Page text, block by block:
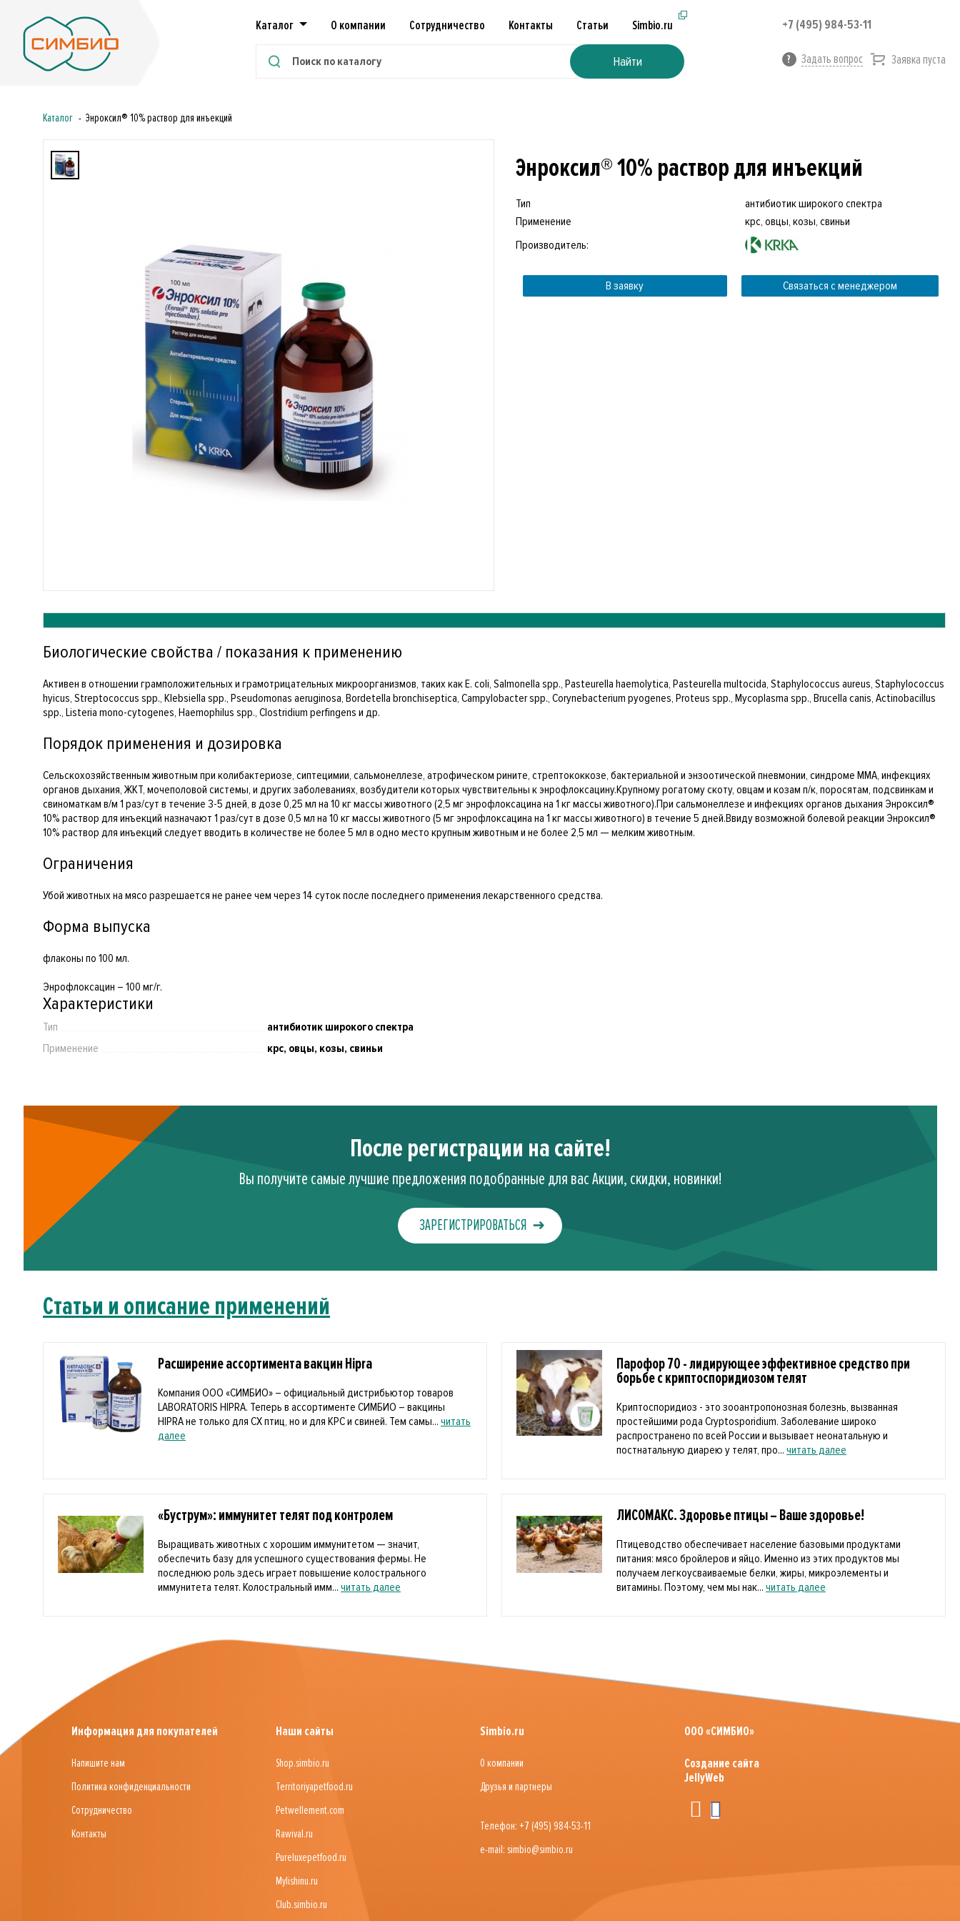
Каталог О компании Сотрудничество Контакты Статьи Simbio.ru
Найти
+7 (495) 984-53-11
Задать вопрос Заявка пуста
Каталог Энроксил® 10% раствор для инъекций
Энроксил® 10% раствор для инъекций
Тип
антибиотик широкого спектра
Применение
крс, овцы, козы, свиньи
Производитель:
В заявку Связаться с менеджером
Биологические свойства / показания к применению
Активен в отношении грамположительных и грамотрицательных микроорганизмов, таких как E. coli, Salmonella spp., Pasteurella haemolytica, Pasteurella multocida, Staphylococcus aureus, Staphylococcus
hyicus, Streptococcus spp., Klebsiella spp., Pseudomonas aeruginosa, Bordetella bronchiseptica, Campylobacter spp., Corynebacterium pyogenes, Proteus spp., Mycoplasma spp., Brucella canis, Actinobacillus
spp., Listeria mono-cytogenes, Haemophilus spp., Clostridium perfingens и др.
Порядок применения и дозировка
Сельскохозяйственным животным при колибактериозе, сиптецимии, сальмонеллезе, атрофическом рините, стрептококкозе, бактериальной и энзоотической пневмонии, синдроме ММА, инфекциях
органов дыхания, ЖКТ, мочеполовой системы, и других заболеваниях, возбудители которых чувствительны к энрофлоксацину.Крупному рогатому скоту, овцам и козам п/к, поросятам, подсвинкам и
свиноматкам в/м 1 раз/сут в течение 3-5 дней, в дозе 0,25 мл на 10 кг массы животного (2,5 мг энрофлоксацина на 1 кг массы животного).При сальмонеллезе и инфекциях органов дыхания Энроксил®
10% раствор для инъекций назначают 1 раз/сут в дозе 0,5 мл на 10 кг массы животного (5 мг энрофлоксацина на 1 кг массы животного) в течение 5 дней.Ввиду возможной болевой реакции Энроксил®
10% раствор для инъекций следует вводить в количестве не более 5 мл в одно место крупным животным и не более 2,5 мл — мелким животным.
Ограничения
Убой животных на мясо разрешается не ранее чем через 14 суток после последнего применения лекарственного средства.
Форма выпуска
флаконы по 100 мл.
Энрофлоксацин – 100 мг/г.
Характеристики
Тип
антибиотик широкого спектра
Применение
крс, овцы, козы, свиньи
После регистрации на сайте!
Вы получите самые лучшие предложения подобранные для вас Акции, скидки, новинки!
ЗАРЕГИСТРИРОВАТЬСЯ
Статьи и описание применений
Расширение ассортимента вакцин Hipra
Компания ООО «СИМБИО» – официальный дистрибьютор товаров
LABORATORIS HIPRA. Теперь в ассортименте СИМБИО – вакцины
HIPRA не только для СХ птиц, но и для КРС и свиней. Тем самы... читать
далее
Парофор 70 - лидирующее эффективное средство при
борьбе с криптоспоридиозом телят
Криптоспоридиоз - это зооантропонозная болезнь, вызванная
простейшими рода Cryptosporidium. Заболевание широко
распространено по всей России и вызывает неонатальную и
постнатальную диарею у телят, про... читать далее
«Буструм»: иммунитет телят под контролем
Выращивать животных с хорошим иммунитетом — значит,
обеспечить базу для успешного существования фермы. Не
последнюю роль здесь играет повышение колострального
иммунитета телят. Колостральный имм... читать далее
ЛИСОМАКС. Здоровье птицы – Ваше здоровье!
Птицеводство обеспечивает население базовыми продуктами
питания: мясо бройлеров и яйцо. Именно из этих продуктов мы
получаем легкоусваиваемые белки, жиры, микроэлементы и
витамины. Поэтому, чем мы нак... читать далее
Информация для покупателей
Напишите нам
Политика конфиденциальности
Сотрудничество
Контакты
Наши сайты
Shop.simbio.ru
Territoriyapetfood.ru
Petwellement.com
Rawival.ru
Pureluxepetfood.ru
Mylishinu.ru
Club.simbio.ru
Simbio.ru
О компании
Друзья и партнеры
Телефон: +7 (495) 984-53-11
e-mail: simbio@simbio.ru
ООО «СИМБИО»
Создание сайта
JellyWeb